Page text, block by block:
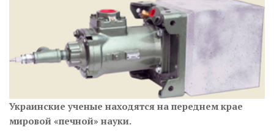
Украинские ученые находятся на переднем крае
мировой «печной» науки.